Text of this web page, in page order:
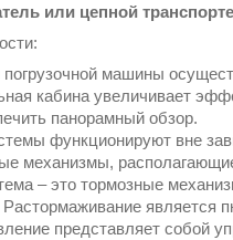
или цепной
машины
кабина увеличивает
панорамный обзор.
функционируют вне
механизмы,
– это тормозные
Растормаживание является
представляет собой